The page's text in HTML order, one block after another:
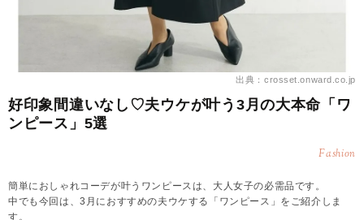
出典：crosset.onward.co.jp
好印象間違いなし♡夫ウケが叶う3月の大本命「ワ
ンピース」5選
Fashion
簡単におしゃれコーデが叶うワンピースは、大人女子の必需品です。
中でも今回は、3月におすすめの夫ウケする「ワンピース」をご紹介しま
す。